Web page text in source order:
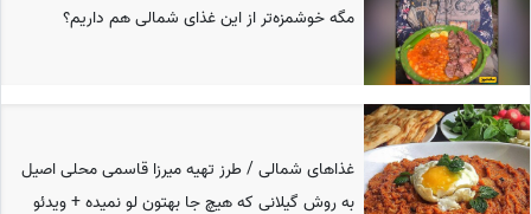
مگه خوشمزه‌تر از این غذای شمالی هم داریم؟
غذاهای شمالی / طرز تهیه میرزا قاسمی محلی اصیل
به روش گیلانی که هیچ جا بهتون لو نمیده + ویدئو